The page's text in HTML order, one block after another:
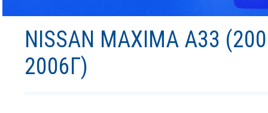
NISSAN MAXIMA A33
2006Г)